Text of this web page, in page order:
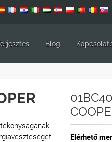
Blog
Elérhető